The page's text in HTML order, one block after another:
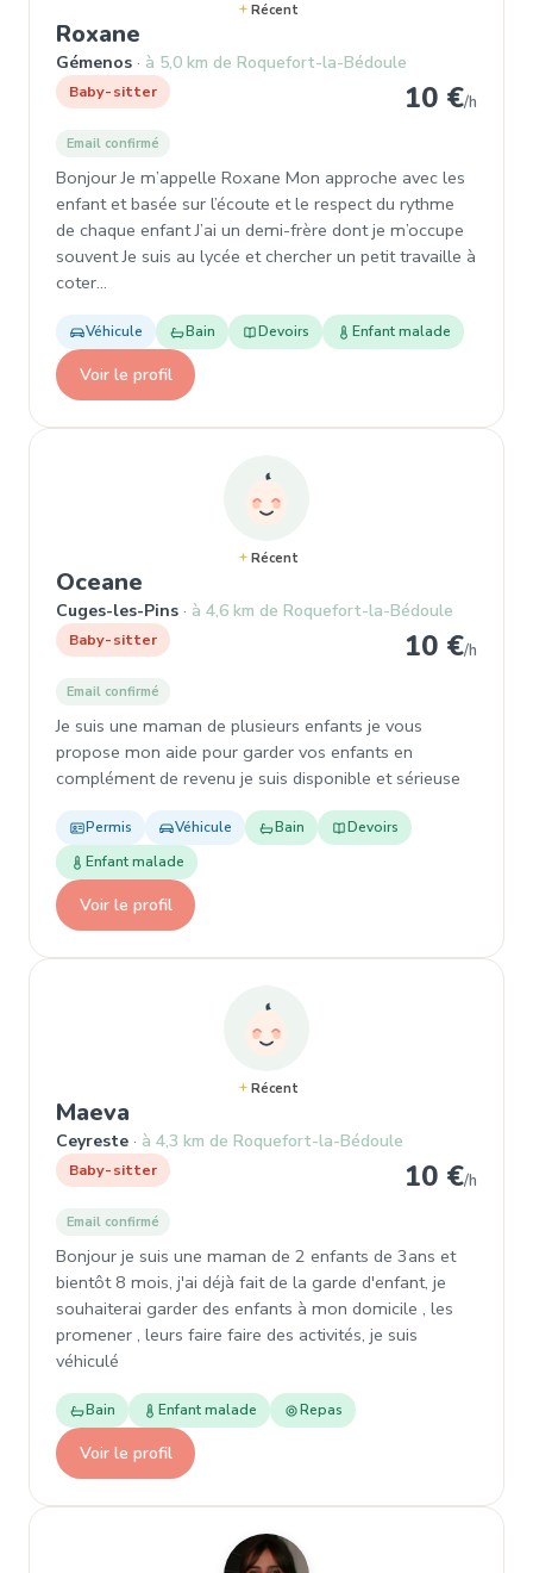
Récent
Roxane
Gémenos à 5,0 km de Roquefort-la-Bédoule
Baby-sitter 10 €/h
Email confirmé
Bonjour Je m’appelle Roxane Mon approche avec les
enfant et basée sur l’écoute et le respect du rythme
de chaque enfant J’ai un demi-frère dont je m’occupe
souvent Je suis au lycée et chercher un petit travaille à
coter…
Véhicule Bain Devoirs Enfant malade
Voir le profil
Récent
Oceane
Cuges-les-Pins à 4,6 km de Roquefort-la-Bédoule
Baby-sitter 10 €/h
Email confirmé
Je suis une maman de plusieurs enfants je vous
propose mon aide pour garder vos enfants en
complément de revenu je suis disponible et sérieuse
Permis Véhicule Bain
Devoirs
Enfant malade
Voir le profil
Récent
Maeva
Ceyreste à 4,3 km de Roquefort-la-Bédoule
Baby-sitter 10 €/h
Email confirmé
Bonjour je suis une maman de 2 enfants de 3ans et
bientôt 8 mois, j'ai déjà fait de la garde d'enfant, je
souhaiterai garder des enfants à mon domicile , les
promener , leurs faire faire des activités, je suis
véhiculé
Bain Enfant malade Repas
Voir le profil